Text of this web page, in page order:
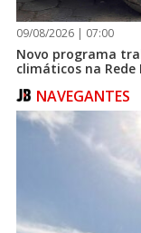
09/08/2026 | 07:00
Novo programa
climáticos na Rede
NAVEGANTES